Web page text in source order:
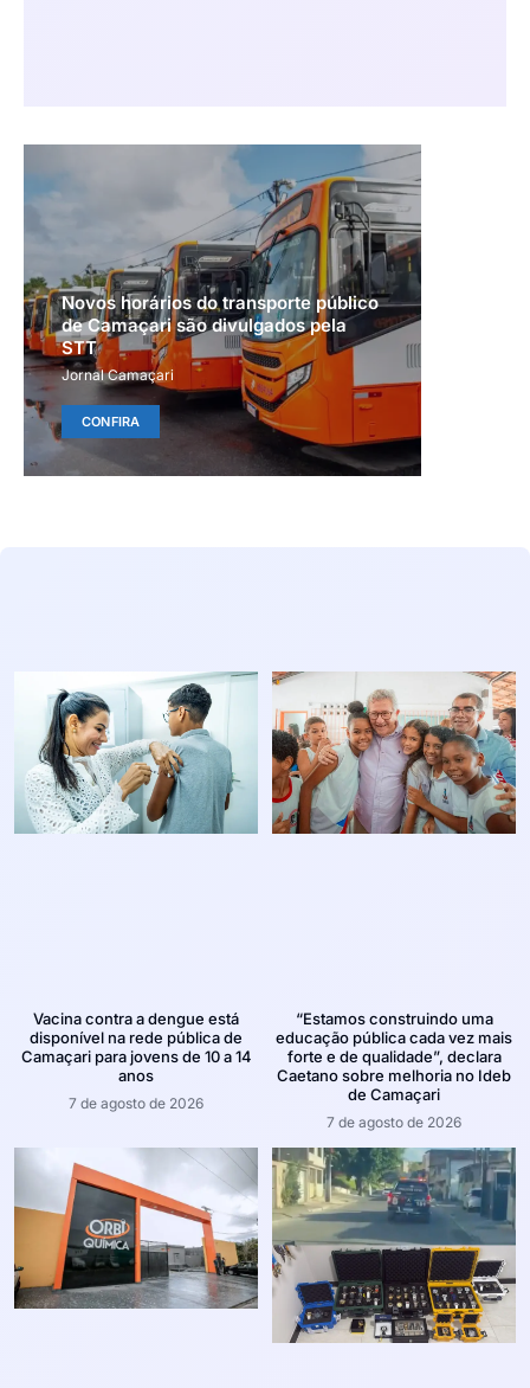
Novos horários do transporte público
de Camaçari são divulgados pela
STT
Jornal Camaçari
CONFIRA
Vacina contra a dengue está
disponível na rede pública de
Camaçari para jovens de 10 a 14
anos
7 de agosto de 2026
“Estamos construindo uma
educação pública cada vez mais
forte e de qualidade”, declara
Caetano sobre melhoria no Ideb
de Camaçari
7 de agosto de 2026